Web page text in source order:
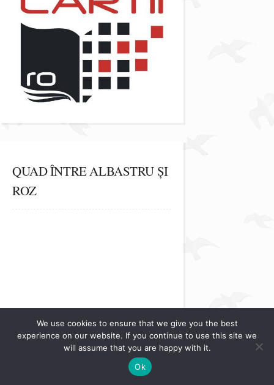
QUAD ÎNTRE ALBASTRU ȘI
ROZ
Publish for Free
We use cookies to ensure that we give you the best
experience on our website. If you continue to use this site we
will assume that you are happy with it.
Ok